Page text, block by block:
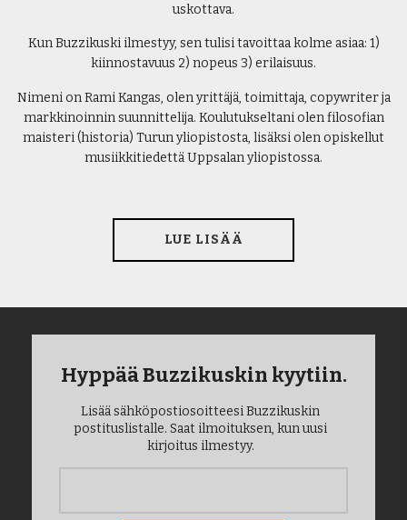
uskottava.
Kun Buzzikuski ilmestyy, sen tulisi tavoittaa kolme asiaa: 1)
kiinnostavuus 2) nopeus 3) erilaisuus.
Nimeni on Rami Kangas, olen yrittäjä, toimittaja, copywriter ja
markkinoinnin suunnittelija. Koulutukseltani olen filosofian
maisteri (historia) Turun yliopistosta, lisäksi olen opiskellut
musiikkitiedettä Uppsalan yliopistossa.
LUE LISÄÄ
Hyppää Buzzikuskin kyytiin.
Lisää sähköpostiosoitteesi Buzzikuskin
postituslistalle. Saat ilmoituksen, kun uusi
kirjoitus ilmestyy.